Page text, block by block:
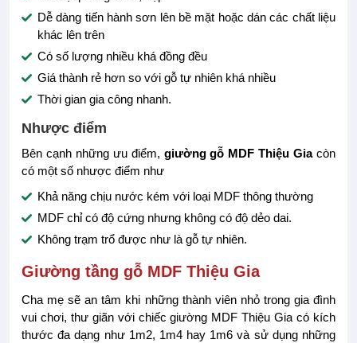
Dễ dàng tiến hành sơn lên bề mặt hoặc dán các chất liệu
khác lên trên
Có số lượng nhiều khá đồng đều
Giá thành rẻ hơn so với gỗ tự nhiên khá nhiều
Thời gian gia công nhanh.
Nhược điểm
Bên cạnh những ưu điểm, giường gỗ MDF Thiệu Gia còn
có một số nhược điểm như
Khả năng chịu nước kém với loại MDF thông thường
MDF chỉ có độ cứng nhưng không có độ dẻo dai.
Không trạm trổ được như là gỗ tự nhiên.
Giường tầng gỗ MDF Thiệu Gia
Cha mẹ sẽ an tâm khi những thành viên nhỏ trong gia đình
vui chơi, thư giãn với chiếc giường MDF Thiệu Gia có kích
thước đa dạng như 1m2, 1m4 hay 1m6 và sử dụng những